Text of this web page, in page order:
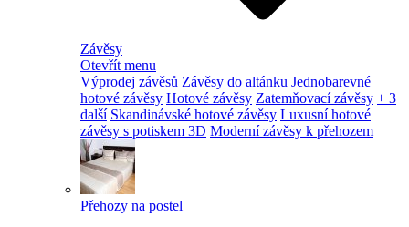
Závěsy
Otevřít menu
Výprodej závěsů Závěsy do altánku Jednobarevné
hotové závěsy Hotové závěsy Zatemňovací závěsy + 3
další Skandinávské hotové závěsy Luxusní hotové
závěsy s potiskem 3D Moderní závěsy k přehozem
Přehozy na postel